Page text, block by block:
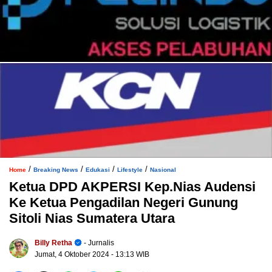
Home / Breaking News / Edukasi / Lifestyle / Nasional
Ketua DPD AKPERSI Kep.Nias Audensi
Ke Ketua Pengadilan Negeri Gunung
Sitoli Nias Sumatera Utara
Billy Retha
- Jurnalis
Jumat, 4 Oktober 2024 - 13:13 WIB